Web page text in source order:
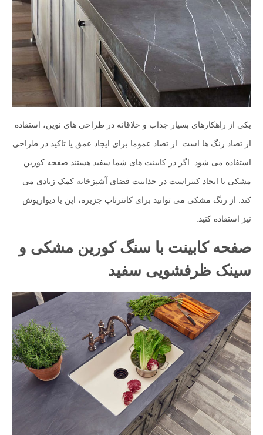
یکی از راهکارهای بسیار جذاب و خلاقانه در طراحی های نوین، استفاده
از تضاد رنگ ها است. از تضاد عموما برای ایجاد عمق یا تاکید در طراحی
استفاده می شود. اگر در کابینت های شما سفید هستند صفحه کورین
مشکی با ایجاد کنتراست در جذابیت فضای آشپزخانه کمک زیادی می
کند. از رنگ مشکی می توانید برای کانترتاپ جزیره، اپن یا دیوارپوش
نیز استفاده کنید.
صفحه کابینت با سنگ کورین مشکی و
سینک ظرفشویی سفید